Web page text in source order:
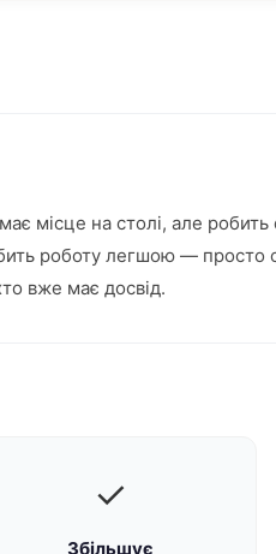
місце на столі, але робить
роботу легшою —
вже має досвід.
✓
Збільшує